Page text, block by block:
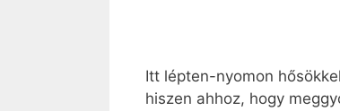
Itt lépten-nyomon
hiszen ahhoz, hogy